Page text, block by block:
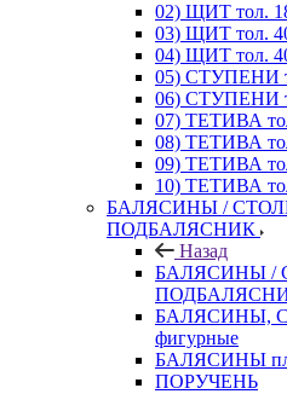
02) ЩИТ тол.
03) ЩИТ тол.
04) ЩИТ тол.
05) СТУПЕНИ
06) СТУПЕНИ
07) ТЕТИВА
08) ТЕТИВА
09) ТЕТИВА
10) ТЕТИВА
БАЛЯСИНЫ /
ПОДБАЛЯСНИК
Назад
БАЛЯСИНЫ /
БАЛЯСИНЫ,
фигурные
БАЛЯСИНЫ
ПОРУЧЕНЬ